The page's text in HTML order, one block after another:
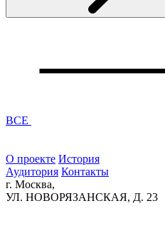
ВСЕ
О проекте История
Аудитория Контакты
г. Москва,
УЛ. НОВОРЯЗАНСКАЯ, Д. 23